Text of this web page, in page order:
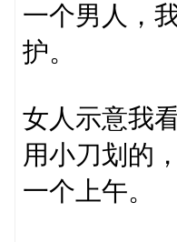
一个男人，
护。
女人示意我
用小刀划的
一个上午。